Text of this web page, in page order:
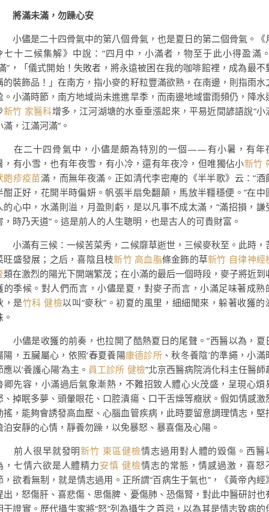
滿未滿，勿躁心安
儘是二十四骨氣中的第八個骨氣，也是夏日的第二個骨氣。《
七十二候集解》中說：“四月中，小滿者，物至于此小得盈滿
”，「儀式開始！失敗者，將永遠被困在我的咖啡館裡，成為最不
的裝飾品！」在南方，指小麥的籽粒豐滿欲熟，在南邊，則指雨水
。小滿時節，南方地域尚未進進旱季，而南邊地域雷雨頻仍，降水
新竹 家醫科增多，江河湖塘的水垂垂漲起來，平易近間諺語說“小
滿，江滿河滿”。
二十四骨氣中，小儘是頗為特別的一個——有小暑，有年
，有小雪，也有年夜雪，有小冷，還有年夜冷，但唯獨佔小新竹
皰疹疫苗滿，而無年夜滿。正如清代李密庵的《半半歌》云：“酒
酣正好，花開半時偏妍。帆張半扇免翻顛，馬放半韁穩便。”在中
的心中，水滿則溢，月盈則虧，是以凡事不成太滿，“滿招損，謙
，時乃天道”。這是前人的人生聰明，也是古人的可貴財富。
滿有三候：一候苦菜秀，二候靡草逝世，三候麥秋至。此時，
旺盛發展；之后，喜陰且枝新竹 高血脂條金飾的草新竹 自律神經
類在激烈的陽光下開端繁茂；在小滿的最后一個時段，麥子將近到
的季候。對人們而言，小儘是夏，對麥子而言，小滿足味著成熟
，是竹科 健檢以叫“麥秋”。初夏的風里，細細聞來，躲著收獲的
。
儘是收獲的前奏，也拉開了酷熱夏日的尾聲。“西醫以為，夏
陽，五臟屬心，依照‘春夏養陽康德診所 、秋冬養陰’的準繩，小滿
應以‘養護心陽’為主。 員工診所 健檢”北京西醫病院消化科主任醫師
卿先容，小滿過后氣象漸熱，不難招致人體心火茂盛，呈現心煩
、掉眠多夢、頭暈眼花、口腔潰瘍、口干舌燥等癥狀。假如情感激
搖，能夠會誘發高血壓、心腦血管疾病，此時要留意調理情志，堅
泊安靜的心情，靜養勿躁，以免暴怒、暴喜傷及心陽。
人很早就發明新竹 東區健檢情志過用對人體的毀傷。西醫
，七情六欲是人體精力安慎 健檢情志的常態，情感過激，喜怒
，欲看無制，就是情志過用。正所謂“百病生于氣也”，《黃帝內經》
出，怒傷肝、喜悲傷、思傷脾、憂傷肺、恐傷腎，對此中醫研討也
干證實。歷代攝生家將“怒”列為攝生之首忌，以為其是情志致病的